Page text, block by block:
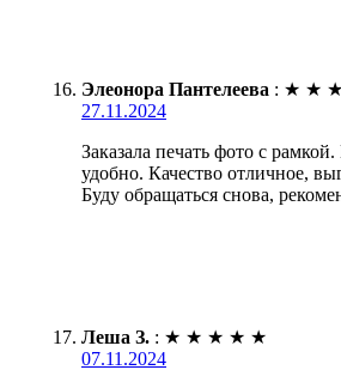
Элеонора Пантелеева : ★ ★ ★
27.11.2024
Заказала печать фото с
удобно. Качество отличное,
Буду обращаться снова,
Леша З. : ★ ★ ★ ★ ★
07.11.2024